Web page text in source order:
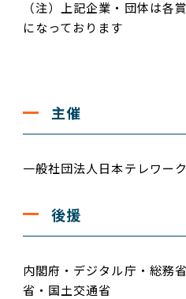
（注）上記企業・団体は各
になっております
主催
一般社団法人日本テレワー
後援
内閣府・デジタル庁・総務
省・国土交通省